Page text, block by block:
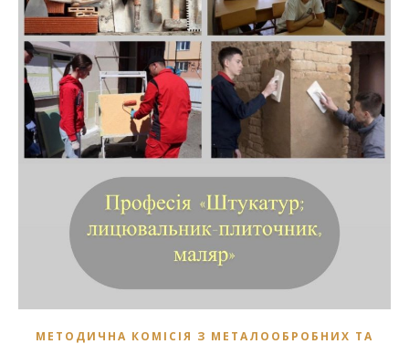
МЕТОДИЧНА КОМІСІЯ З МЕТАЛООБРОБНИХ ТА